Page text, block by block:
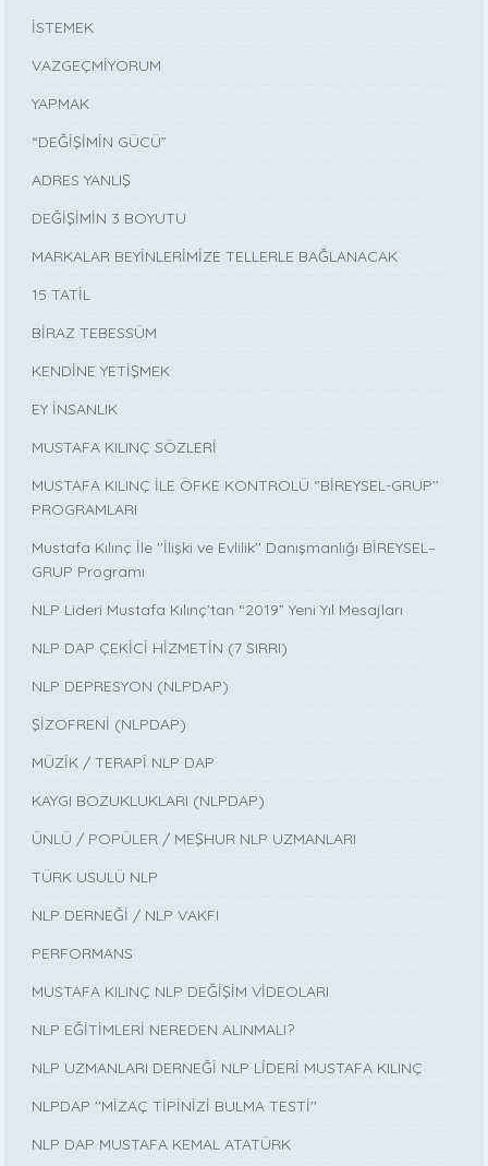
İSTEMEK
VAZGEÇMİYORUM
YAPMAK
“DEĞİŞİMİN GÜCÜ”
ADRES YANLIŞ
DEĞİŞİMİN 3 BOYUTU
MARKALAR BEYİNLERİMİZE TELLERLE BAĞLANACAK
15 TATİL
BİRAZ TEBESSÜM
KENDİNE YETİŞMEK
EY İNSANLIK
MUSTAFA KILINÇ SÖZLERİ
MUSTAFA KILINÇ İLE ÖFKE KONTROLÜ ‘’BİREYSEL-GRUP’’
PROGRAMLARI
Mustafa Kılınç İle ''İlişki ve Evlilik'' Danışmanlığı BİREYSEL–
GRUP Programı
NLP Lideri Mustafa Kılınç’tan “2019” Yeni Yıl Mesajları
NLP DAP ÇEKİCİ HİZMETİN (7 SIRRI)
NLP DEPRESYON (NLPDAP)
ŞİZOFRENİ (NLPDAP)
MÜZİK / TERAPİ NLP DAP
KAYGI BOZUKLUKLARI (NLPDAP)
ÜNLÜ / POPÜLER / MEŞHUR NLP UZMANLARI
TÜRK USULÜ NLP
NLP DERNEĞİ / NLP VAKFI
PERFORMANS
MUSTAFA KILINÇ NLP DEĞİŞİM VİDEOLARI
NLP EĞİTİMLERİ NEREDEN ALINMALI?
NLP UZMANLARI DERNEĞİ NLP LİDERİ MUSTAFA KILINÇ
NLPDAP ''MİZAÇ TİPİNİZİ BULMA TESTİ''
NLP DAP MUSTAFA KEMAL ATATÜRK